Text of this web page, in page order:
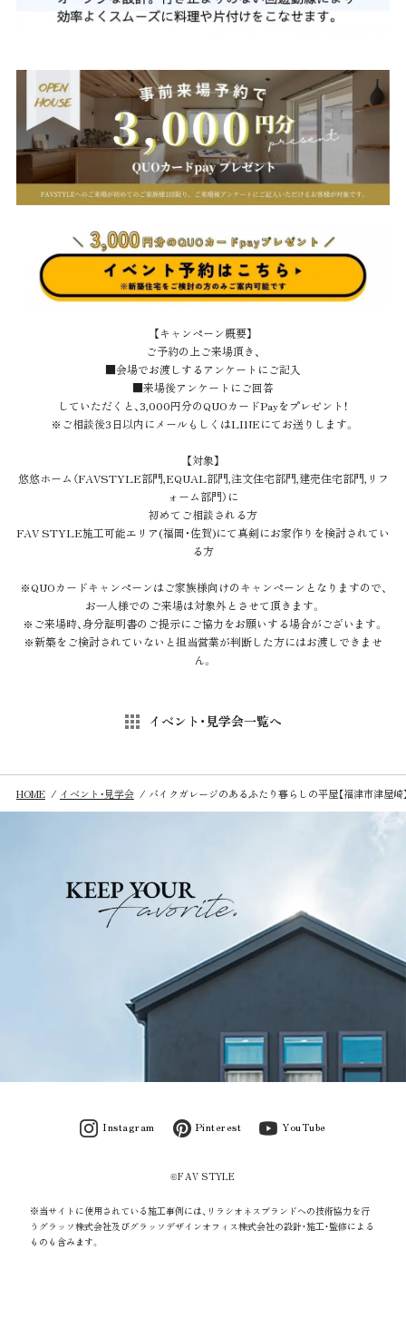
【キャンペーン概要】
ご予約の上ご来場頂き、
■会場でお渡しするアンケートにご記入
■来場後アンケートにご回答
していただくと、3,000円分のQUOカードPayをプレゼント！
※ご相談後3日以内にメールもしくはLINEにてお送りします。
【対象】
悠悠ホーム（FAVSTYLE部門,EQUAL部門,注文住宅部門,建売住宅部門,リフ
ォーム部門）に
初めてご相談される方
FAV STYLE施工可能エリア(福岡・佐賀)にて真剣にお家作りを検討されてい
る方
※QUOカードキャンペーンはご家族様向けのキャンペーンとなりますので、
お一人様でのご来場は対象外とさせて頂きます。
※ご来場時、身分証明書のご提示にご協力をお願いする場合がございます。
※新築をご検討されていないと担当営業が判断した方にはお渡しできませ
ん。
イベント・見学会一覧へ
HOME イベント・見学会 バイクガレージのあるふたり暮らしの平屋【福津市津屋崎
Instagram Pinterest YouTube
©FAV STYLE
※当サイトに使用されている施工事例には、リラシオネスブランドへの技術協力を行
うグラッソ株式会社及びグラッソデザインオフィス株式会社の設計・施工・監修による
ものも含みます。